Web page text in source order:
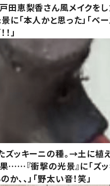
田恵梨香さん風メイクを
「本人かと思った」「ベ
」
ズッキーニの種。→土に植
……『衝撃の光景』に「ズ
、、」「野太い音！笑」